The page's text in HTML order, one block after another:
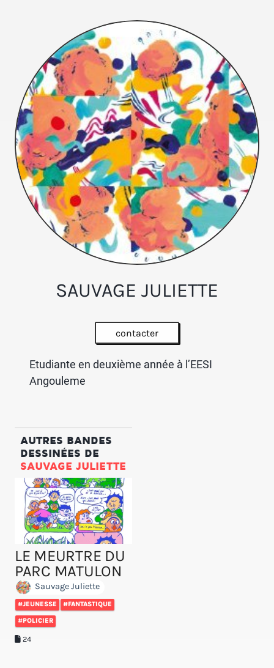
SAUVAGE JULIETTE
contacter
Etudiante en deuxième année à l’EESI
Angouleme
AUTRES BANDES
DESSINÉES DE
SAUVAGE JULIETTE
LE MEURTRE DU
PARC MATULON
Sauvage Juliette
#JEUNESSE #FANTASTIQUE
#POLICIER
24